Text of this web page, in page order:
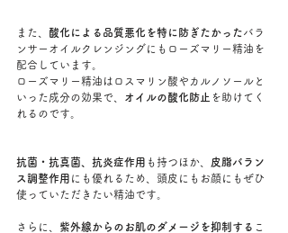
また、 酸化による品質悪化を特に防ぎたかったバラ
ンサーオイルクレンジングにもローズマリー精油を
配合しています。
ローズマリー精油はロスマリン酸やカルノソールと
いった成分の効果で、
オイルの酸化防止 を助けてく
れるのです。
抗菌・抗真菌、抗炎症作用 も持つほか、 皮脂バラン
ス調整作用 にも優れるため、頭皮にもお顔にもぜひ
使っていただきたい精油です。
さらに、 紫外線からのお肌のダメージを抑制する こ